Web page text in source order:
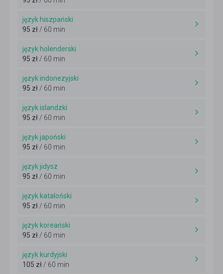
język hiszpański
95 zł / 60 min
język holenderski
95 zł / 60 min
język indonezyjski
95 zł / 60 min
język islandzki
95 zł / 60 min
język japoński
95 zł / 60 min
język jidysz
95 zł / 60 min
język kataloński
95 zł / 60 min
język koreański
95 zł / 60 min
język kurdyjski
105 zł / 60 min